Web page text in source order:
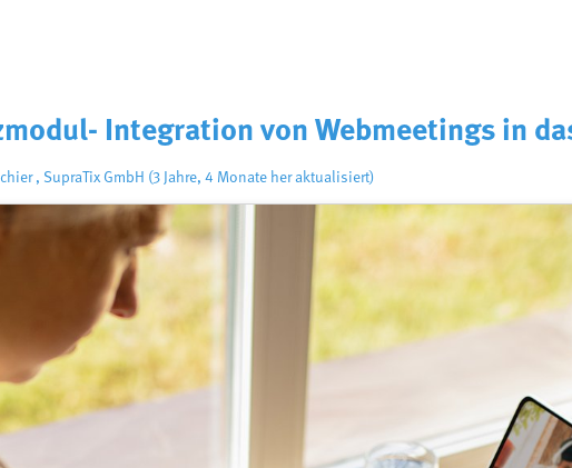
Integration von Webmeetings in
, SupraTix GmbH (3 Jahre, 4 Monate her aktualisiert)